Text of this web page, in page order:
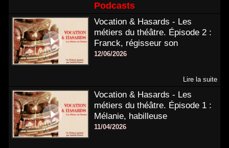
Podcasts
Vocation & Hasards - Les
métiers du théâtre. Épisode 2 :
Franck, régisseur son
12/06/2026
Lire la suite
Vocation & Hasards - Les
métiers du théâtre. Épisode 1 :
Mélanie, habilleuse
11/04/2026